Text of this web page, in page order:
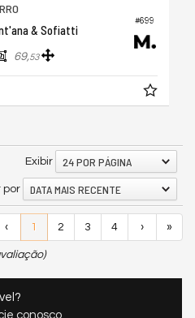
#699
& Sofiatti
69,53
Exibir 24 POR PÁGINA
por DATA MAIS RECENTE
‹ 1 2 3 4 › »
conosco